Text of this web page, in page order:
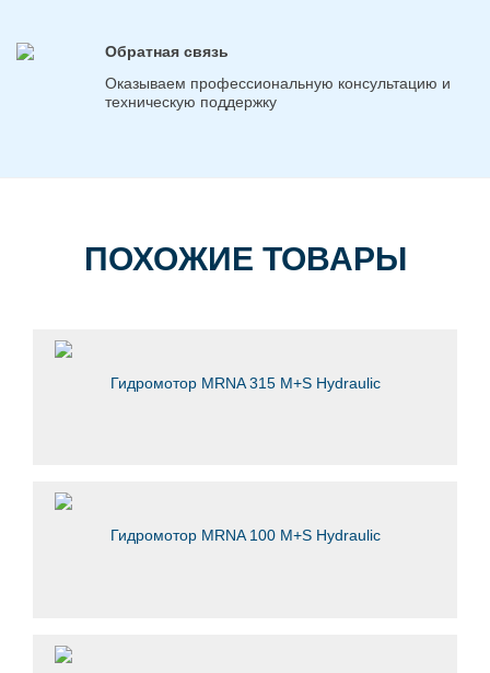
Обратная связь
Оказываем профессиональную консультацию и
техническую поддержку
ПОХОЖИЕ ТОВАРЫ
Гидромотор MRNA 315 M+S Hydraulic
Гидромотор MRNA 100 M+S Hydraulic